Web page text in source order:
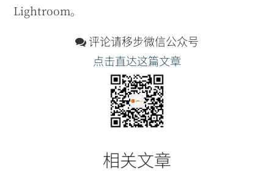
Lightroom。
评论请移步微信公众号
点击直达这篇文章
相关文章